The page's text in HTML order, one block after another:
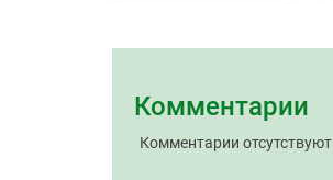
Комментарии
Комментарии отсутствуют